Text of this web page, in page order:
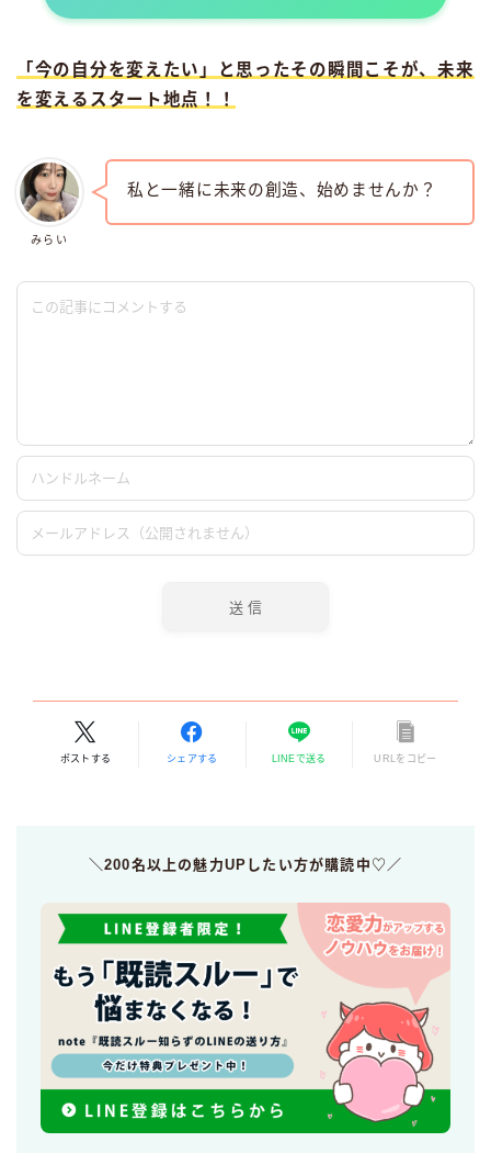
「今の自分を変えたい」と思ったその瞬間こそが、未来
を変えるスタート地点！！
みらい
私と一緒に未来の創造、始めませんか？
ポストする シェアする LINEで送る URLをコピー
＼200名以上の魅力UPしたい方が購読中♡／